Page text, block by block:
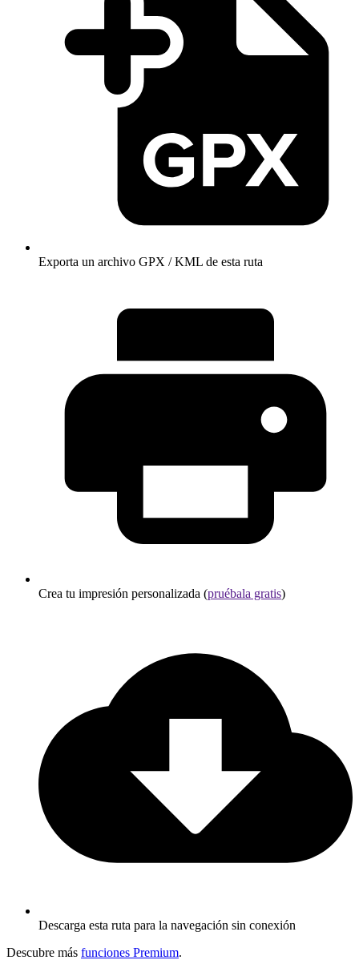
Exporta un archivo GPX / KML de esta ruta
Crea tu impresión personalizada (pruébala gratis)
Descarga esta ruta para la navegación sin conexión
Descubre más funciones Premium.